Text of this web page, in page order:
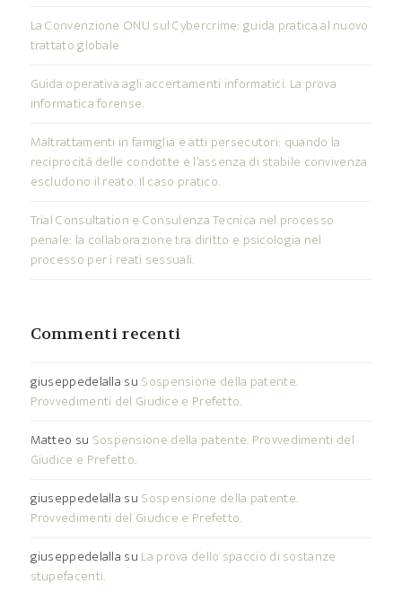
La Convenzione ONU sul Cybercrime: guida pratica al nuovo
trattato globale
Guida operativa agli accertamenti informatici. La prova
informatica forense.
Maltrattamenti in famiglia e atti persecutori: quando la
reciprocità delle condotte e l’assenza di stabile convivenza
escludono il reato. Il caso pratico.
Trial Consultation e Consulenza Tecnica nel processo
penale: la collaborazione tra diritto e psicologia nel
processo per i reati sessuali.
Commenti recenti
giuseppedelalla su Sospensione della patente.
Provvedimenti del Giudice e Prefetto.
Matteo su Sospensione della patente. Provvedimenti del
Giudice e Prefetto.
giuseppedelalla su Sospensione della patente.
Provvedimenti del Giudice e Prefetto.
giuseppedelalla su La prova dello spaccio di sostanze
stupefacenti.